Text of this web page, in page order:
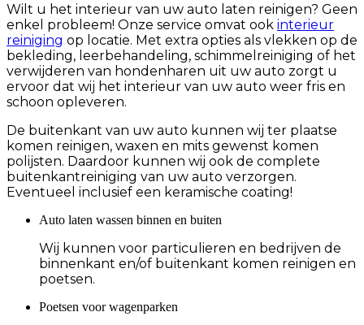
Wilt u het interieur van uw auto laten reinigen? Geen
enkel probleem! Onze service omvat ook interieur
reiniging op locatie. Met extra opties als vlekken op de
bekleding, leerbehandeling, schimmelreiniging of het
verwijderen van hondenharen uit uw auto zorgt u
ervoor dat wij het interieur van uw auto weer fris en
schoon opleveren.
De buitenkant van uw auto kunnen wij ter plaatse
komen reinigen, waxen en mits gewenst komen
polijsten. Daardoor kunnen wij ook de complete
buitenkantreiniging van uw auto verzorgen.
Eventueel inclusief een keramische coating!
Auto laten wassen binnen en buiten
Wij kunnen voor particulieren en bedrijven de
binnenkant en/of buitenkant komen reinigen en
poetsen.
Poetsen voor wagenparken